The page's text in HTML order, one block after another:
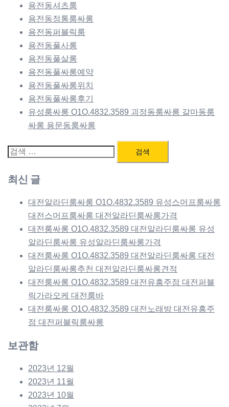
용전동셔츠룸
용전동정통룸싸롱
용전동퍼블릭룸
용전동풀사롱
용전동풀살롱
용전동풀싸롱예약
용전동풀싸롱위치
용전동풀싸롱후기
유성룸싸롱 O1O.4832.3589 괴정동룸싸롱 갈마동룸
싸롱 용문동룸싸롱
검
최신 글
대전알라딘룸싸롱 O1O.4832.3589 유성스머프룸싸롱
대전스머프룸싸롱 대전알라딘룸싸롱가격
대전룸싸롱 O1O.4832.3589 대전알라딘룸싸롱 유성
알라딘룸싸롱 유성알라딘룸싸롱가격
대전룸싸롱 O1O.4832.3589 대전알라딘룸싸롱 대전
알라딘룸싸롱추천 대전알라딘룸싸롱견적
대전룸싸롱 O1O.4832.3589 대전유흥주점 대전퍼블
릭가라오케 대전룸바
대전룸싸롱 O1O.4832.3589 대전노래방 대전유흥주
점 대전퍼블릭룸싸롱
보관함
2023년 12월
2023년 11월
2023년 10월